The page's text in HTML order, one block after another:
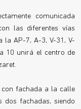
comunicada
las diferentes vías
la AP-7, A-3, V-31, V-
10 unirá el centro de
con fachada a la calle
dos fachadas, siendo